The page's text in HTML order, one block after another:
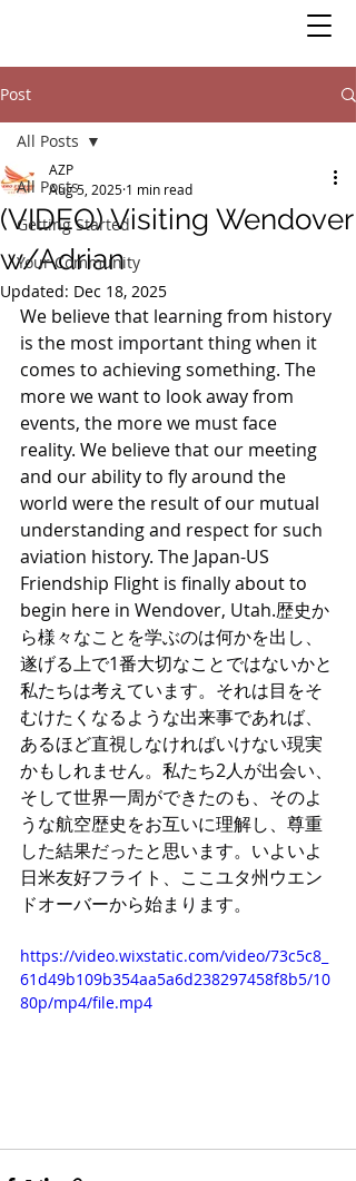
Post
All Posts
Getting Started
Your Community
All Posts
(VIDEO) Visiting Wendover
w/Adrian
AZP
Aug 5, 2025 1 min read
Updated: Dec 18, 2025
We believe that learning from history
is the most important thing when it
comes to achieving something. The
more we want to look away from
events, the more we must face
reality. We believe that our meeting
and our ability to fly around the
world were the result of our mutual
understanding and respect for such
aviation history. The Japan-US
Friendship Flight is finally about to
begin here in Wendover, Utah.歴史か
ら様々なことを学ぶのは何かを出し、
遂げる上で1番大切なことではないかと
私たちは考えています。それは目をそ
むけたくなるような出来事であれば、
あるほど直視しなければいけない現実
かもしれません。私たち2人が出会い、
そして世界一周ができたのも、そのよ
うな航空歴史をお互いに理解し、尊重
した結果だったと思います。いよいよ
日米友好フライト、ここユタ州ウエン
ドオーバーから始まります。
https://video.wixstatic.com/video/73c5c8_
61d49b109b354aa5a6d238297458f8b5/10
80p/mp4/file.mp4